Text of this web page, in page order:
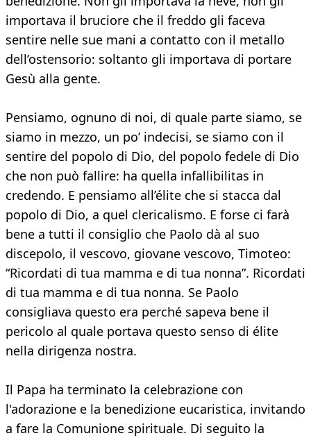
importava il bruciore che il freddo gli faceva
sentire nelle sue mani a contatto con il metallo
dell’ostensorio: soltanto gli importava di portare
Gesù alla gente.
Pensiamo, ognuno di noi, di quale parte siamo, se
siamo in mezzo, un po’ indecisi, se siamo con il
sentire del popolo di Dio, del popolo fedele di Dio
che non può fallire: ha quella infallibilitas in
credendo. E pensiamo all’élite che si stacca dal
popolo di Dio, a quel clericalismo. E forse ci farà
bene a tutti il consiglio che Paolo dà al suo
discepolo, il vescovo, giovane vescovo, Timoteo:
“Ricordati di tua mamma e di tua nonna”. Ricordati
di tua mamma e di tua nonna. Se Paolo
consigliava questo era perché sapeva bene il
pericolo al quale portava questo senso di élite
nella dirigenza nostra.
Il Papa ha terminato la celebrazione con
l'adorazione e la benedizione eucaristica, invitando
a fare la Comunione spirituale. Di seguito la